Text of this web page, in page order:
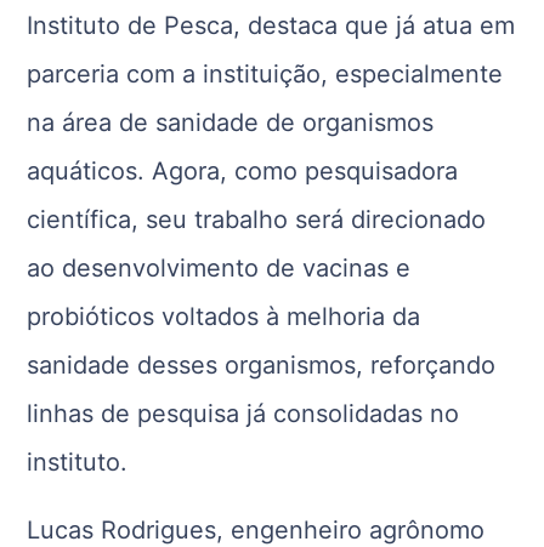
Instituto de Pesca, destaca que já atua em
parceria com a instituição, especialmente
na área de sanidade de organismos
aquáticos. Agora, como pesquisadora
científica, seu trabalho será direcionado
ao desenvolvimento de vacinas e
probióticos voltados à melhoria da
sanidade desses organismos, reforçando
linhas de pesquisa já consolidadas no
instituto.
Lucas Rodrigues, engenheiro agrônomo